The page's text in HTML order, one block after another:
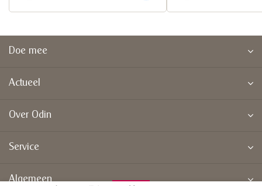
Doe mee
Actueel
Over Odin
Service
Algemeen